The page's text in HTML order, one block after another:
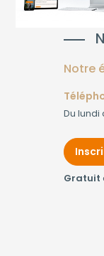
Notre
Du lundi
Gratuit